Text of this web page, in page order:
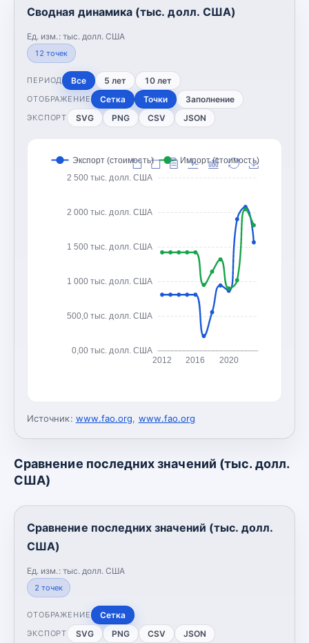
Сводная динамика (тыс. долл. США)
Ед. изм.: тыс. долл. США
12 точек
ПЕРИОД Все 5 лет 10 лет
ОТОБРАЖЕНИЕ Сетка Точки Заполнение
ЭКСПОРТ SVG PNG CSV JSON
0,00 тыс. долл. США
500,0 тыс. долл. США
1 000 тыс. долл. США
1 500 тыс. долл. США
2 000 тыс. долл. США
2 500 тыс. долл. США
2012 2016 2020
Экспорт (стоимость) Импорт (стоимость)
Источник: www.fao.org, www.fao.org
Сравнение последних значений (тыс. долл.
США)
Сравнение последних значений (тыс. долл.
США)
Ед. изм.: тыс. долл. США
2 точек
ОТОБРАЖЕНИЕ Сетка
ЭКСПОРТ SVG PNG CSV JSON